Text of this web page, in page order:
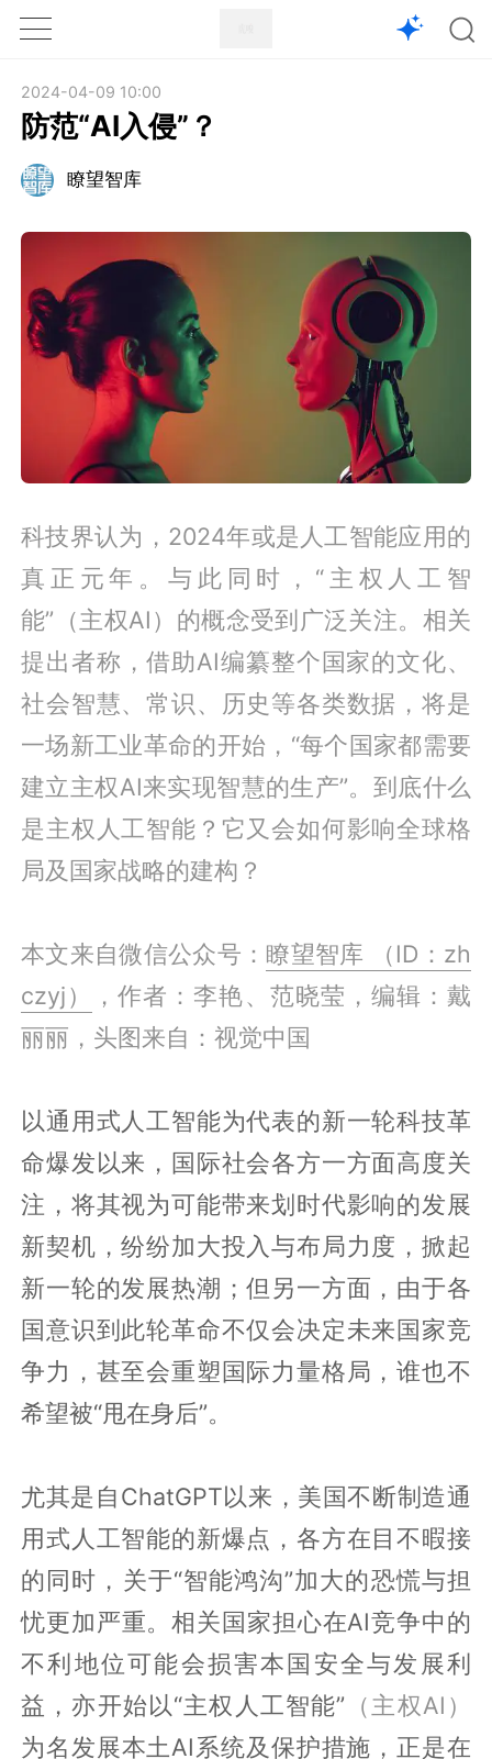
1X
2024-04-09 10:00
防范“AI入侵”？
瞭望智库
科技界认为，2024年或是人工智能应用的
真正元年。与此同时，“主权人工智
能”（主权AI）的概念受到广泛关注。相关
提出者称，借助AI编纂整个国家的文化、
社会智慧、常识、历史等各类数据，将是
一场新工业革命的开始，“每个国家都需要
建立主权AI来实现智慧的生产”。到底什么
是主权人工智能？它又会如何影响全球格
局及国家战略的建构？
本文来自微信公众号： 瞭望智库 （ID：zh
czyj）
，作者：李艳、范晓莹，编辑：戴
丽丽，头图来自：视觉中国
以通用式人工智能为代表的新一轮科技革
命爆发以来，国际社会各方一方面高度关
注，将其视为可能带来划时代影响的发展
新契机，纷纷加大投入与布局力度，掀起
新一轮的发展热潮；但另一方面，由于各
国意识到此轮革命不仅会决定未来国家竞
争力，甚至会重塑国际力量格局，谁也不
希望被“甩在身后”。
尤其是自ChatGPT以来，美国不断制造通
用式人工智能的新爆点，各方在目不暇接
的同时，关于“智能鸿沟”加大的恐慌与担
忧更加严重。相关国家担心在AI竞争中的
不利地位可能会损害本国安全与发展利
益，亦开始以“主权人工智能” （主权AI）
为名发展本土AI系统及保护措施，正是在